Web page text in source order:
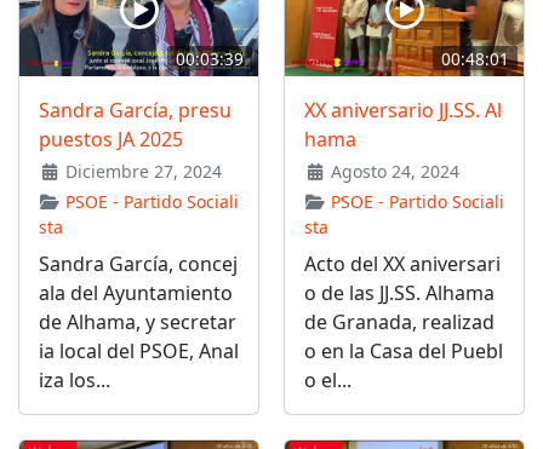
00:03:39
Sandra García, presu
puestos JA 2025
Diciembre 27, 2024
PSOE - Partido Sociali
sta
Sandra García, concej
ala del Ayuntamiento
de Alhama, y secretar
ia local del PSOE, Anal
iza los...
00:48:01
XX aniversario JJ.SS. Al
hama
Agosto 24, 2024
PSOE - Partido Sociali
sta
Acto del XX aniversari
o de las JJ.SS. Alhama
de Granada, realizad
o en la Casa del Puebl
o el...